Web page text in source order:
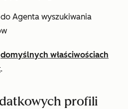
Agenta wyszukiwania
domyślnych właściwościach
.
profili